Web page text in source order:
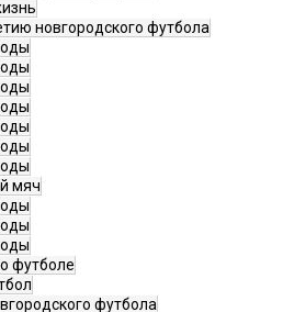
новгородского футбола
мяч
футболе
футбола